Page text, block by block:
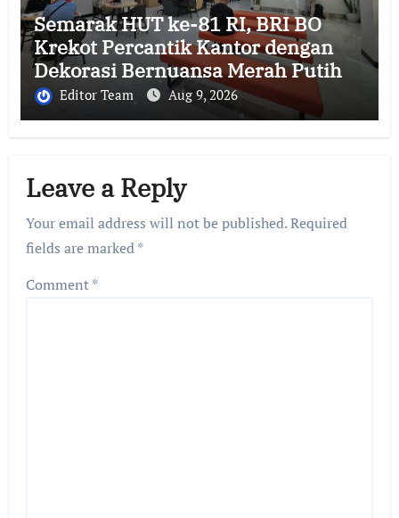
Semarak HUT ke-81 RI, BRI BO
Krekot Percantik Kantor dengan
Dekorasi Bernuansa Merah Putih
Editor Team Aug 9, 2026
Leave a Reply
Your email address will not be published.Required
fields are marked*
Comment*